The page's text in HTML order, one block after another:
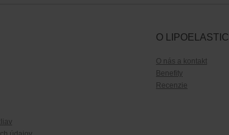
O LIPOELASTIC
O nás a kontakt
Benefity
Recenzie